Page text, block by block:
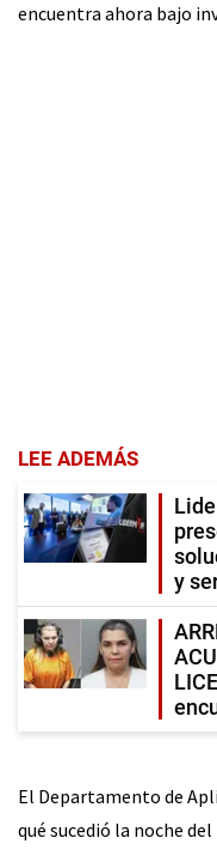
encuentra ahora bajo
LEE ADEMÁS
y
El Departamento de
qué sucedió la noche